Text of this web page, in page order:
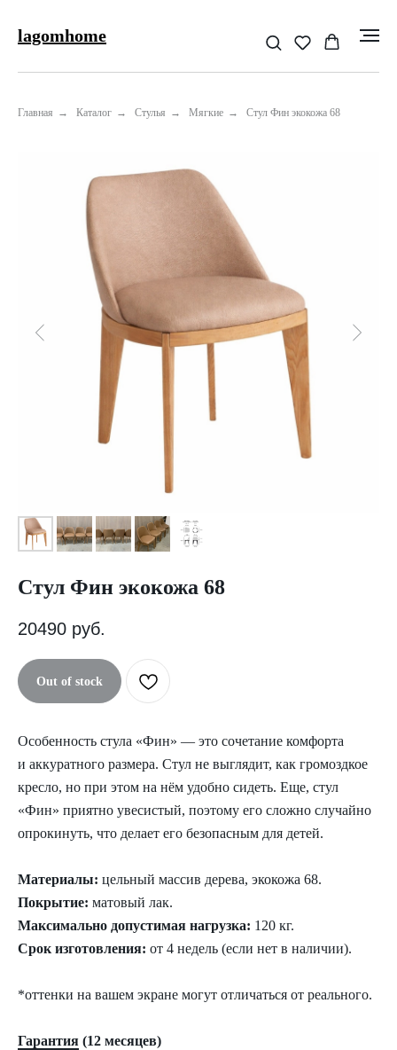
lagomhome
Главная → Каталог → Стулья → Мягкие → Стул Фин экокожа 68
Стул Фин экокожа 68
20490 руб.
Out of stock
Особенность стула «Фин» — это сочетание комфорта
и аккуратного размера. Стул не выглядит, как громоздкое
кресло, но при этом на нём удобно сидеть. Еще, стул
«Фин» приятно увесистый, поэтому его сложно случайно
опрокинуть, что делает его безопасным для детей.
Материалы: цельный массив дерева, экокожа 68.
Покрытие: матовый лак.
Максимально допустимая нагрузка: 120 кг.
Срок изготовления: от 4 недель (если нет в наличии).
*оттенки на вашем экране могут отличаться от реального.
Гарантия (12 месяцев)